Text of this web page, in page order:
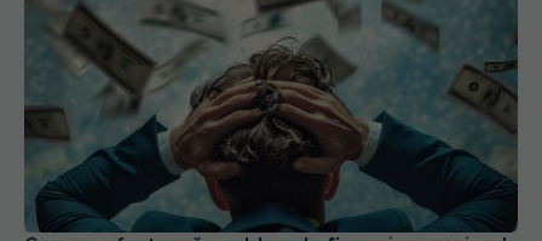
Cum ne afectează problemele financiare creierul
26 mar 2026, 19:59